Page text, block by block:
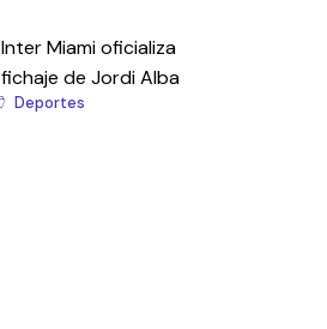
Inter Miami oficializa
fichaje de Jordi Alba
Deportes